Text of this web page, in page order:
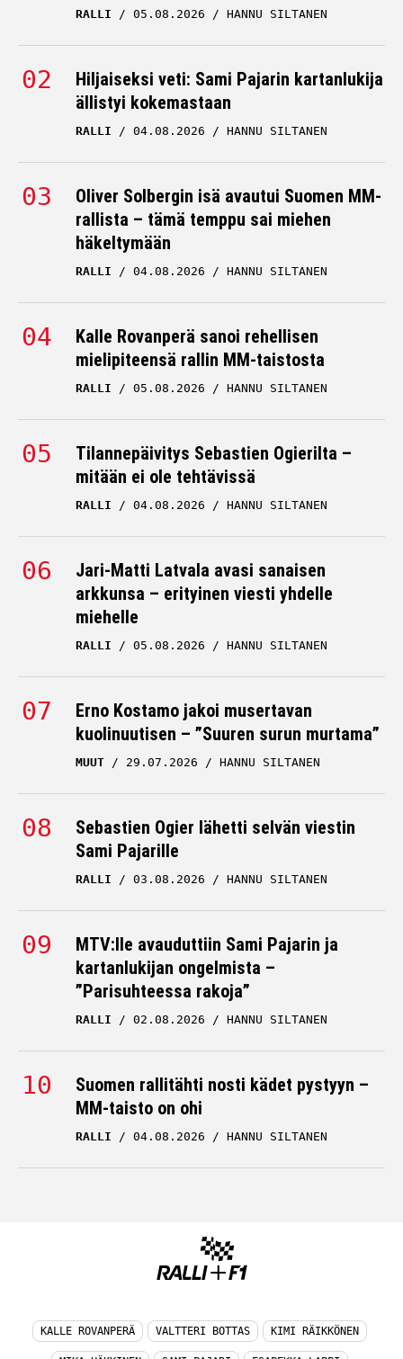
RALLI 05.08.2026 HANNU SILTANEN
Hiljaiseksi veti: Sami Pajarin kartanlukija
ällistyi kokemastaan
RALLI 04.08.2026 HANNU SILTANEN
Oliver Solbergin isä avautui Suomen MM-
rallista – tämä temppu sai miehen
häkeltymään
RALLI 04.08.2026 HANNU SILTANEN
Kalle Rovanperä sanoi rehellisen
mielipiteensä rallin MM-taistosta
RALLI 05.08.2026 HANNU SILTANEN
Tilannepäivitys Sebastien Ogierilta –
mitään ei ole tehtävissä
RALLI 04.08.2026 HANNU SILTANEN
Jari-Matti Latvala avasi sanaisen
arkkunsa – erityinen viesti yhdelle
miehelle
RALLI 05.08.2026 HANNU SILTANEN
Erno Kostamo jakoi musertavan
kuolinuutisen – ”Suuren surun murtama”
MUUT 29.07.2026 HANNU SILTANEN
Sebastien Ogier lähetti selvän viestin
Sami Pajarille
RALLI 03.08.2026 HANNU SILTANEN
MTV:lle avauduttiin Sami Pajarin ja
kartanlukijan ongelmista –
”Parisuhteessa rakoja”
RALLI 02.08.2026 HANNU SILTANEN
Suomen rallitähti nosti kädet pystyyn –
MM-taisto on ohi
RALLI 04.08.2026 HANNU SILTANEN
KALLE ROVANPERÄ VALTTERI BOTTAS KIMI RÄIKKÖNEN